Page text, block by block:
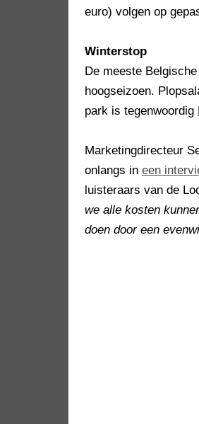
euro) volgen op
Winterstop
De meeste
hoogseizoen.
park is tegenwoordig
Marketingdirecteur
onlangs in een
luisteraars van de
we alle kosten
doen door een